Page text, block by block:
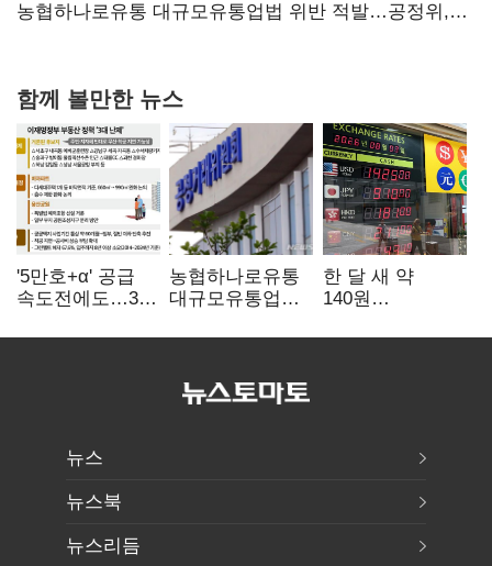
확대
농협하나로유통 대규모유통업법 위반 적발…공정위,
함께 볼만한 뉴스
'5만호+α' 공급
속도전에도…3대
농협하나로유통
대규모유통업법
공정위, 과징금
부과
한 달 새 약
140원
엔저'에 원화
뉴스
뉴스북
뉴스리듬